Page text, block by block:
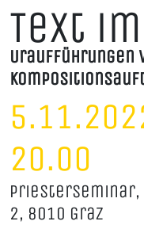
Text
Uraufführungen
20.00
2, 8010 Graz